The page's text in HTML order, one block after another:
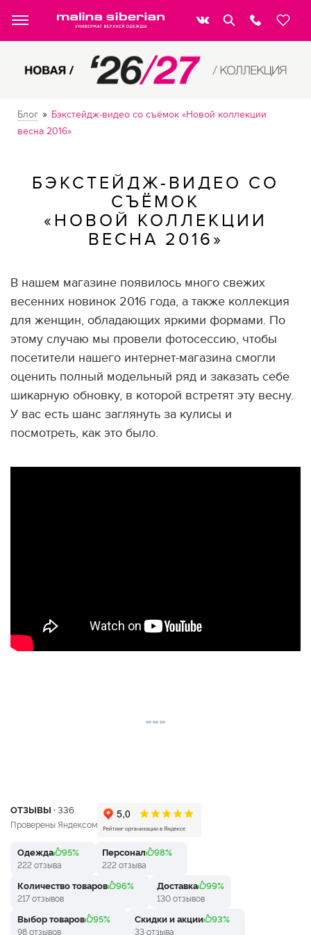
Блог » Бэкстейдж-видео со съёмок «Новой коллекции
весна 2016»
БЭКСТЕЙДЖ-ВИДЕО СО
СЪЁМОК
«НОВОЙ КОЛЛЕКЦИИ
ВЕСНА 2016»
В нашем магазине появилось много свежих
весенних новинок 2016 года, а также коллекция
для женщин, обладающих яркими формами. По
этому случаю мы провели фотосессию, чтобы
посетители нашего интернет-магазина смогли
оценить полный модельный ряд и заказать себе
шикарную обновку, в которой встретят эту весну.
У вас есть шанс заглянуть за кулисы и
посмотреть, как это было.
ОТЗЫВЫ ·336
Проверены Яндексом
Одежда 95%
222 отзыва
Персонал 98%
222 отзыва
Количество товаров 96%
217 отзывов
Доставка 99%
130 отзывов
Выбор товаров 95%
98 отзывов
Скидки и акции 93%
33 отзыва